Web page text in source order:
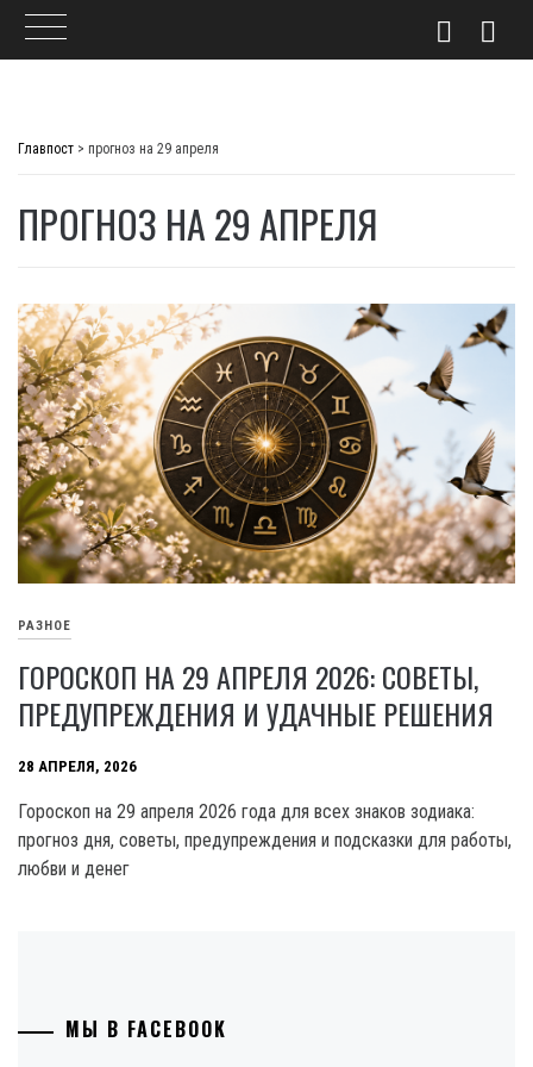
Главпост > прогноз на 29 апреля
ПРОГНОЗ НА 29 АПРЕЛЯ
РАЗНОЕ
ГОРОСКОП НА 29 АПРЕЛЯ 2026: СОВЕТЫ,
ПРЕДУПРЕЖДЕНИЯ И УДАЧНЫЕ РЕШЕНИЯ
28 АПРЕЛЯ, 2026
Гороскоп на 29 апреля 2026 года для всех знаков зодиака:
прогноз дня, советы, предупреждения и подсказки для работы,
любви и денег
МЫ В FACEBOOK